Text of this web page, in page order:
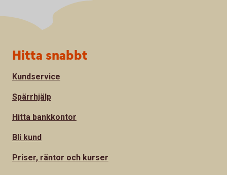
Sidfot
Hitta snabbt
Kundservice
Spärrhjälp
Hitta bankkontor
Bli kund
Priser, räntor och kurser